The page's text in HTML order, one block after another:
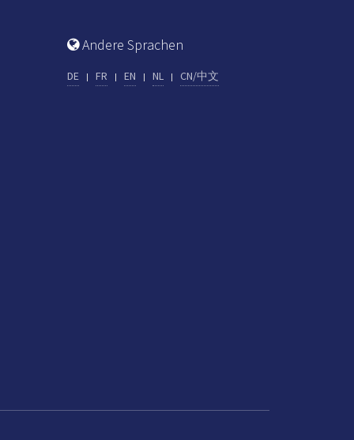
Andere Sprachen
DE FR EN NL CN/中文